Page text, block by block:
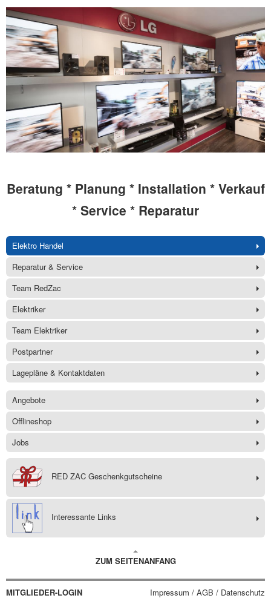
Beratung * Planung * Installation * Verkauf
* Service * Reparatur
Elektro Handel
Reparatur & Service
Team RedZac
Elektriker
Team Elektriker
Postpartner
Lagepläne & Kontaktdaten
Angebote
Offlineshop
Jobs
RED ZAC Geschenkgutscheine
Interessante Links
ZUM SEITENANFANG
MITGLIEDER-LOGIN Impressum / AGB / Datenschutz